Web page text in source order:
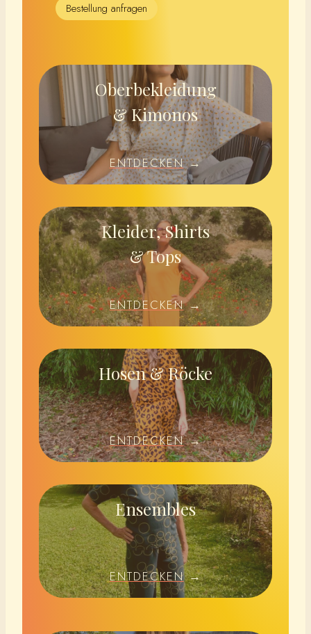
Bestellung anfragen
Oberbekleidung
& Kimonos
ENTDECKEN→
Kleider, Shirts
& Tops
ENTDECKEN→
Hosen & Röcke
ENTDECKEN→
Ensembles
ENTDECKEN→